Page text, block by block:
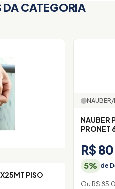
DA CATEGORIA
1MX25MT PISO
NAUBER
PRONET
R$
5% de
Ou R$